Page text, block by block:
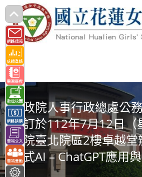
跳
轉
至
主
要
內
容 行政院人事行政總處公
院訂於112年7月12日（
學院臺北院區2樓卓越堂
成式AI – ChatGPT應用